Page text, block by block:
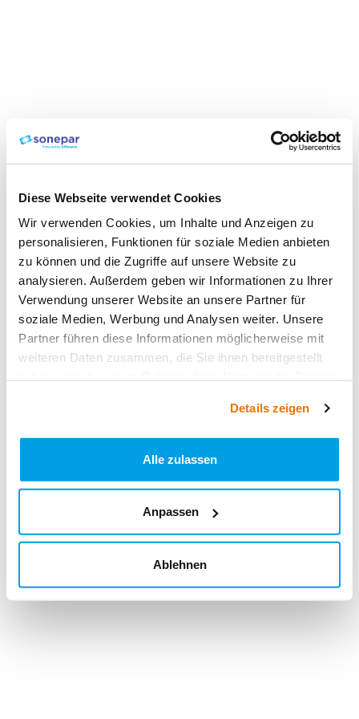
Diese Webseite verwendet Cookies
Wir verwenden Cookies, um Inhalte und Anzeigen zu
personalisieren, Funktionen für soziale Medien anbieten
zu können und die Zugriffe auf unsere Website zu
analysieren. Außerdem geben wir Informationen zu Ihrer
Verwendung unserer Website an unsere Partner für
soziale Medien, Werbung und Analysen weiter. Unsere
Partner führen diese Informationen möglicherweise mit
weiteren Daten zusammen, die Sie ihnen bereitgestellt
Details zeigen
Alle zulassen
Anpassen
Ablehnen